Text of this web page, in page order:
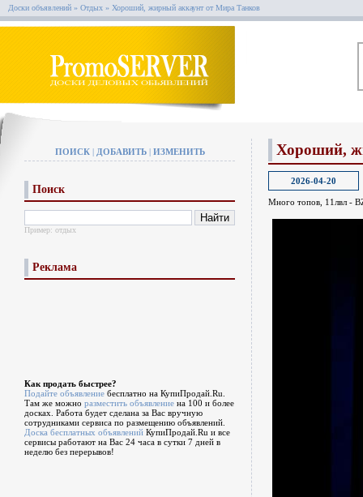
Доски объявлений » Отдых » Хороший, жирный аккаунт от Мира Танков
ПОИСК| ДОБАВИТЬ| ИЗМЕНИТЬ
Поиск
Пример: отдых
Реклама
Как продать быстрее?
Подайте объявление бесплатно на КупиПродай.Ru.
Там же можно разместить объявление на 100 и более
досках. Работа будет сделана за Вас вручную
сотрудниками сервиса по размещению объявлений.
Доска бесплатных объявлений КупиПродай.Ru и все
сервисы работают на Вас 24 часа в сутки 7 дней в
неделю без перерывов!
Хороший,
2026-04-20
Много топов, 11лвл -